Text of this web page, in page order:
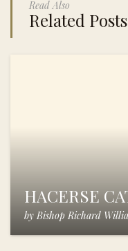
Read Also
Related Posts
HACERSE
by Bishop Richard